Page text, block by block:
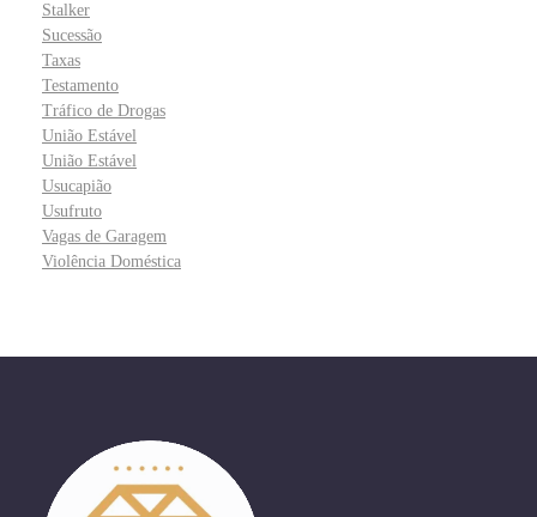
Stalker
Sucessão
Taxas
Testamento
Tráfico de Drogas
União Estável
União Estável
Usucapião
Usufruto
Vagas de Garagem
Violência Doméstica